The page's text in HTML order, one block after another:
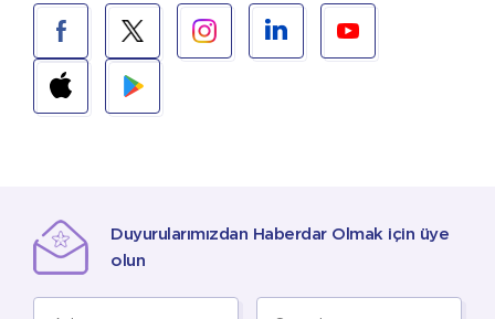
Duyurularımızdan Haberdar Olmak için üye
olun